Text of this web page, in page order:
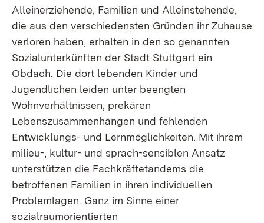
Alleinerziehende, Familien und Alleinstehende,
die aus den verschiedensten Gründen ihr Zuhause
verloren haben, erhalten in den so genannten
Sozialunterkünften der Stadt Stuttgart ein
Obdach. Die dort lebenden Kinder und
Jugendlichen leiden unter beengten
Wohnverhältnissen, prekären
Lebenszusammenhängen und fehlenden
Entwicklungs- und Lernmöglichkeiten. Mit ihrem
milieu-, kultur- und sprach-sensiblen Ansatz
unterstützen die Fachkräftetandems die
betroffenen Familien in ihren individuellen
Problemlagen. Ganz im Sinne einer
sozialraumorientierten